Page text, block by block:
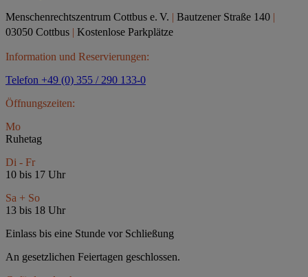
Menschenrechtszentrum Cottbus e. V. | Bautzener Straße 140 |
03050 Cottbus | Kostenlose Parkplätze
Information und Reservierungen:
Telefon +49 (0) 355 / 290 133-0
Öffnungszeiten:
Mo
Ruhetag
Di - Fr
10 bis 17 Uhr
Sa + So
13 bis 18 Uhr
Einlass bis eine Stunde vor Schließung
An gesetzlichen Feiertagen geschlossen.